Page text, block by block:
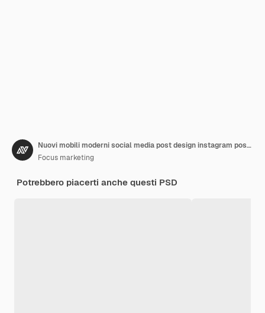
Nuovi mobili moderni social media post design instagram post modello quadrato flyer design facebook
Focus marketing
Potrebbero piacerti anche questi PSD